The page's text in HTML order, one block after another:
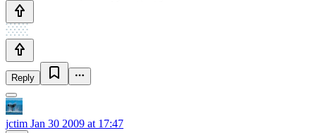
Reply
jctim Jan 30 2009 at 17:47